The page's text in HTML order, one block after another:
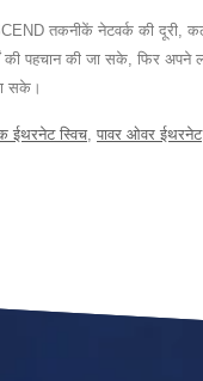
तकनीकें नेटवर्क की दूरी,
पहचान की जा सके, फिर अपने
सके।
ईथरनेट स्विच, पावर ओवर ईथरनेट